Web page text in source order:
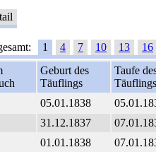
1 4 7 10 13
16
Geburt des
Täuflings
Taufe
Täuflings
05.01.1838
31.12.1837
01.01.1838